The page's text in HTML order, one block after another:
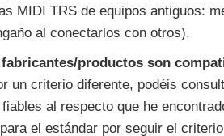
MIDI TRS de equipos antiguos:
al conectarlos con otros).
productos son
un criterio diferente, podéis
al respecto que he
el estándar por seguir el